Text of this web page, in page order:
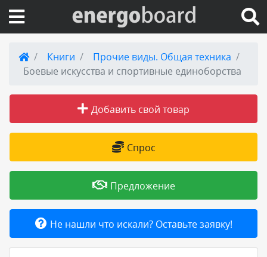
Вход на сайт
Публикации
Товары и услуги
Добавить товар или услугу
Книги
Прочие виды. Общая техника
Боевые искусства и спортивные единоборства
Добавить свой товар
Спрос
Предложение
Не нашли что искали? Оставьте заявку!